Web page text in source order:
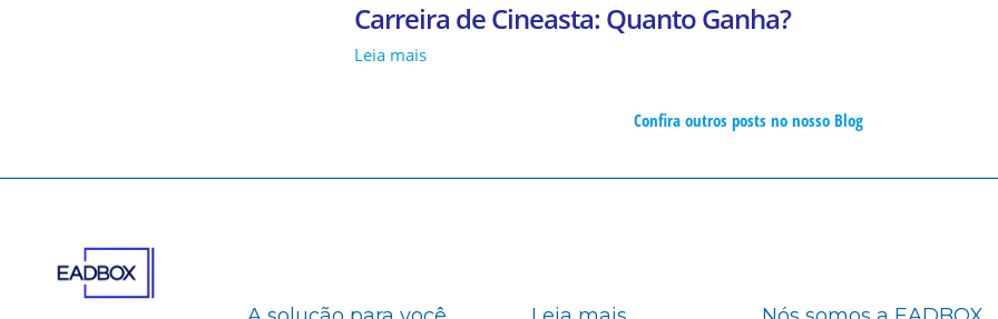
Carreira de Cineasta: Quanto Ganha?
Leia mais
Confira outros posts no nosso Blog